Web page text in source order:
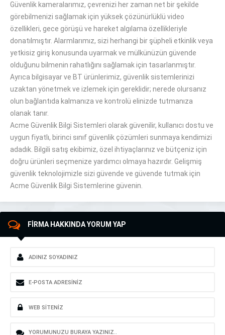
Güvenlik kameralarımız, çevrenizi her zaman net bir şekilde
görebilmenizi sağlamak için yüksek çözünürlüklü video
özellikleri, gece görüşü ve hareket algılama özellikleriyle
donatılmıştır. Alarmlarımız, sizi herhangi bir şüpheli etkinlik veya
yetkisiz giriş konusunda uyarmak ve mülkünüzün güvende
olduğunu bilmenin rahatlığını sağlamak için tasarlanmıştır.
Ayrıca bilgisayar ve BT ürünlerimiz, güvenlik sistemlerinizi
uzaktan yönetmek ve izlemek için gereklidir; nerede olursanız
olun bağlantıda kalmanıza ve kontrolü elinizde tutmanıza
olanak tanır.
Acme Güvenlik Bilgi Sistemleri olarak güvenilir, kullanıcı dostu ve
uygun fiyatlı, birinci sınıf güvenlik çözümleri sunmaya kendimizi
adadık. Bilgili satış ekibimiz, özel ihtiyaçlarınız ve bütçeniz için
doğru ürünleri seçmenize yardımcı olmaya hazırdır. Gelişmiş
güvenlik teknolojimizle sizi güvende ve güvende tutmak için
Acme Güvenlik Bilgi Sistemlerine güvenin.
FİRMA HAKKINDA YORUM YAP